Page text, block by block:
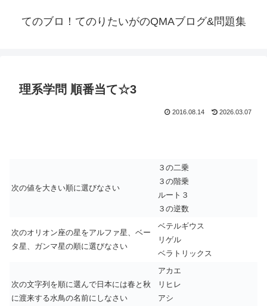
てのブロ！てのりたいがのQMAブログ&問題集
理系学問 順番当て☆3
2016.08.14 2026.03.07
次の値を大きい順に選びなさい
３の二乗
３の階乗
ルート３
３の逆数
次のオリオン座の星をアルファ星、ベー
タ星、ガンマ星の順に選びなさい
ベテルギウス
リゲル
ベラトリックス
次の文字列を順に選んで日本には春と秋
に渡来する水鳥の名前にしなさい
アカエ
リヒレ
アシ